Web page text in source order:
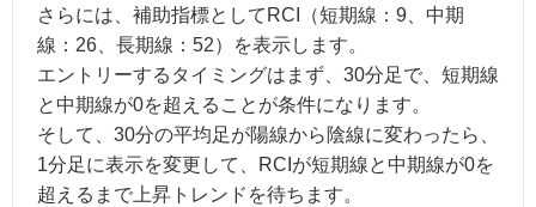
さらには、補助指標としてRCI（短期線：9、中期
線：26、長期線：52）を表示します。
エントリーするタイミングはまず、30分足で、短期線
と中期線が0を超えることが条件になります。
そして、30分の平均足が陽線から陰線に変わったら、
1分足に表示を変更して、RCIが短期線と中期線が0を
超えるまで上昇トレンドを待ちます。